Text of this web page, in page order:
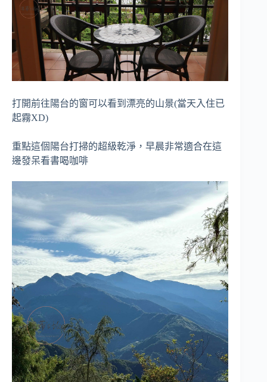
打開前往陽台的窗可以看到漂亮的山景(當天入住已
起霧XD)
重點這個陽台打掃的超級乾淨，早晨非常適合在這
邊發呆看書喝咖啡